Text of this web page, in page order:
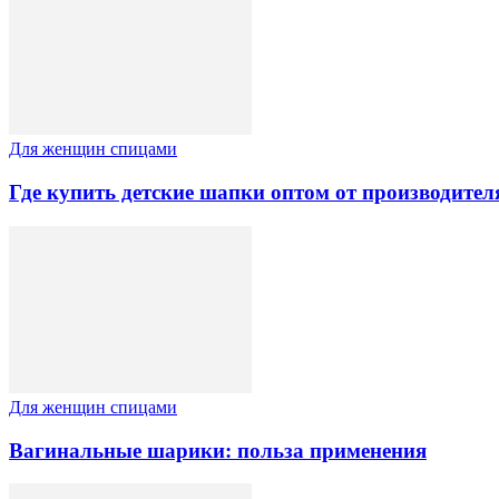
Для женщин спицами
Где купить детские шапки оптом от
Для женщин спицами
Вагинальные шарики: польза применения